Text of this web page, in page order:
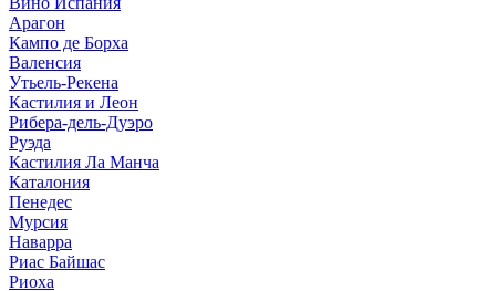
Арагон
Кампо де Борха
Валенсия
Утьель-Рекена
Кастилия и Леон
Рибера-дель-Дуэро
Руэда
Кастилия Ла Манча
Каталония
Пенедес
Мурсия
Наварра
Риас Байшас
Риоха